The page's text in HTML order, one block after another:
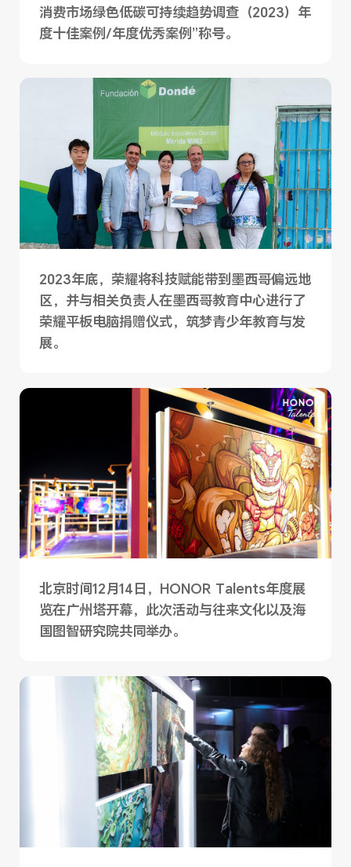
消费市场绿色低碳可持续趋势调查（2023）年
度十佳案例/年度优秀案例”称号。
2023年底，荣耀将科技赋能带到墨西哥偏远地
区，并与相关负责人在墨西哥教育中心进行了
荣耀平板电脑捐赠仪式，筑梦青少年教育与发
展。
北京时间12月14日，HONOR Talents年度展
览在广州塔开幕，此次活动与往来文化以及海
国图智研究院共同举办。